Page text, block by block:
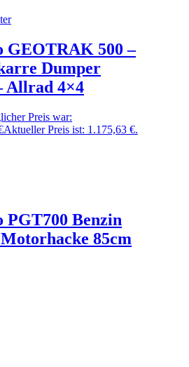
GEOTRAK 500 –
Dumper
Allrad 4×4
Preis war:
Aktueller Preis ist: 1.175,63 €.
PGT700 Benzin
85cm